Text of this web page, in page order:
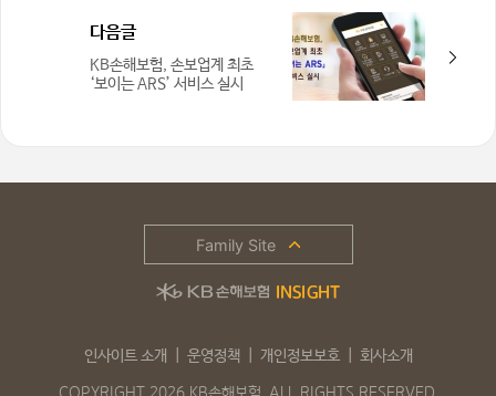
다음글
KB손해보험, 손보업계 최초
‘보이는 ARS’ 서비스 실시
인사이트 소개 운영정책 개인정보보호 회사소개
Family Site